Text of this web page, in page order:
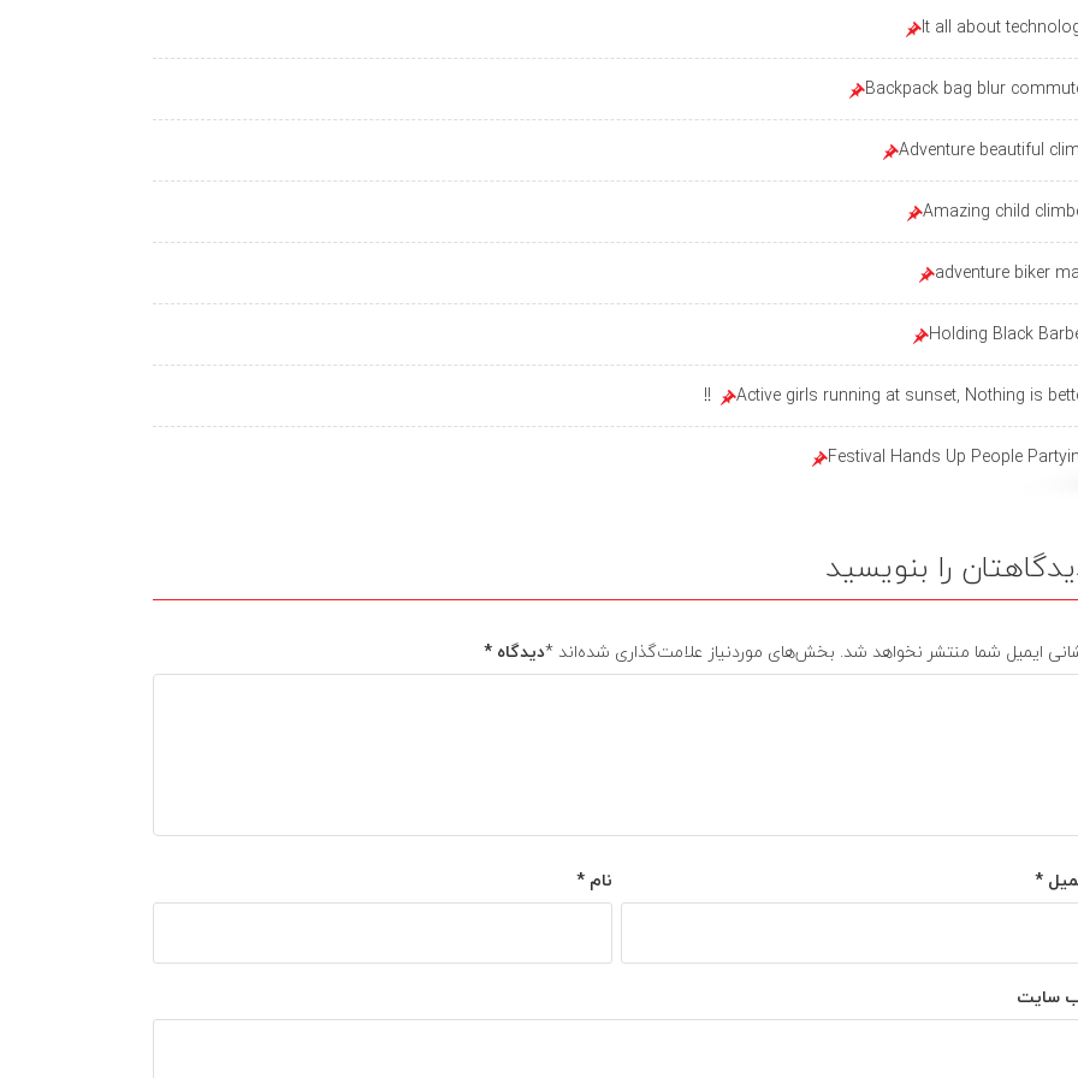
It all about
Backpack bag blur
Adventure beautiful
Amazing child
adventure biker
Holding Black
Active girls running at sunset, Nothing is
Festival Hands Up People
را بنویسید
ایمیل شما منتشر نخواهد شد. بخش‌های موردنیاز علامت‌گذاری شده‌اند *دیدگاه *
نام* *
سایت